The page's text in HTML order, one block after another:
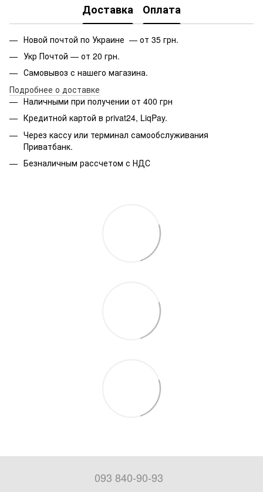
Доставка Оплата
Новой почтой по Украине — от 35 грн.
Укр Почтой — от 20 грн.
Самовывоз с нашего магазина.
Подробнее о доставке
Наличными при получении от 400 грн
Кредитной картой в privat24, LiqPay.
Через кассу или терминал самообслуживания
Приватбанк.
Безналичным рассчетом с НДС
093 840-90-93